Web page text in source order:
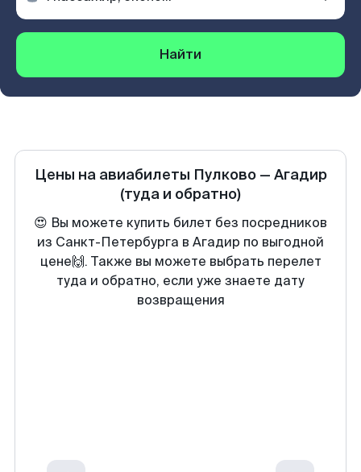
Найти
Цены на авиабилеты Пулково— Агадир
(туда и обратно)
😍 Вы можете купить билет без посредников
из Санкт-Петербурга в Агадир по выгодной
цене🙌. Также вы можете выбрать перелет
туда и обратно, если уже знаете дату
возвращения